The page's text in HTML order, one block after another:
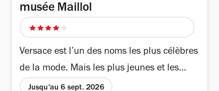
musée Maillol
4
5
étoiles
Versace est l’un des noms les plus célèbres
de la mode. Mais les plus jeunes et les
non-initiés connaissent encore mal les
Jusqu'au 6 sept. 2026